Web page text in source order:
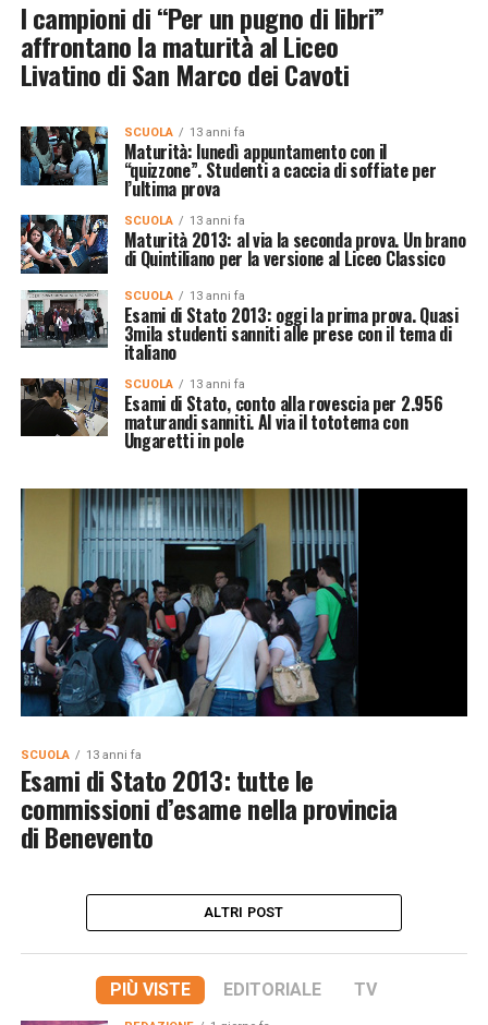
I campioni di “Per un pugno di libri”
affrontano la maturità al Liceo
Livatino di San Marco dei Cavoti
SCUOLA 13 anni fa
Maturità: lunedì appuntamento con il
“quizzone”. Studenti a caccia di soffiate per
l’ultima prova
SCUOLA 13 anni fa
Maturità 2013: al via la seconda prova. Un brano
di Quintiliano per la versione al Liceo Classico
SCUOLA 13 anni fa
Esami di Stato 2013: oggi la prima prova. Quasi
3mila studenti sanniti alle prese con il tema di
italiano
SCUOLA 13 anni fa
Esami di Stato, conto alla rovescia per 2.956
maturandi sanniti. Al via il tototema con
Ungaretti in pole
SCUOLA 13 anni fa
Esami di Stato 2013: tutte le
commissioni d’esame nella provincia
di Benevento
ALTRI POST
PIÙ VISTE EDITORIALE TV